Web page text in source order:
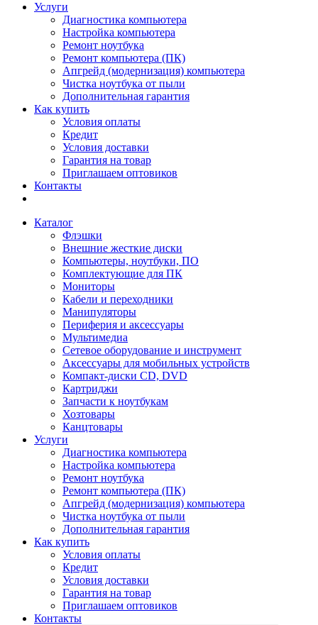
Услуги
Диагностика компьютера
Настройка компьютера
Ремонт ноутбука
Ремонт компьютера (ПК)
Апгрейд (модернизация) компьютера
Чистка ноутбука от пыли
Дополнительная гарантия
Как купить
Условия оплаты
Кредит
Условия доставки
Гарантия на товар
Приглашаем оптовиков
Контакты
Каталог
Флэшки
Внешние жесткие диски
Компьютеры, ноутбуки, ПО
Комплектующие для ПК
Мониторы
Кабели и переходники
Манипуляторы
Периферия и аксессуары
Мультимедиа
Сетевое оборудование и инструмент
Аксессуары для мобильных устройств
Компакт-диски CD, DVD
Картриджи
Запчасти к ноутбукам
Хозтовары
Канцтовары
Услуги
Диагностика компьютера
Настройка компьютера
Ремонт ноутбука
Ремонт компьютера (ПК)
Апгрейд (модернизация) компьютера
Чистка ноутбука от пыли
Дополнительная гарантия
Как купить
Условия оплаты
Кредит
Условия доставки
Гарантия на товар
Приглашаем оптовиков
Контакты